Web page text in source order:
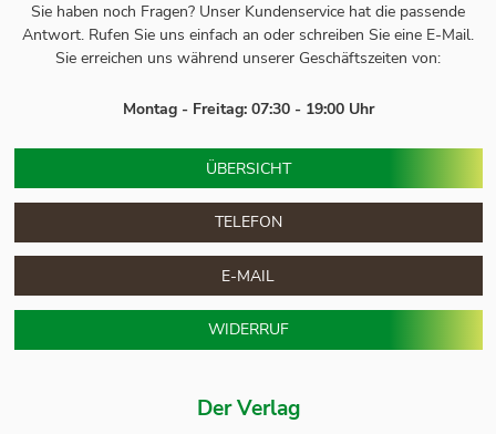
Der Verlag
Sie haben noch Fragen? Unser Kundenservice hat die passende
Antwort. Rufen Sie uns einfach an oder schreiben Sie eine E-Mail.
Sie erreichen uns während unserer Geschäftszeiten von:
Montag - Freitag: 07:30 - 19:00 Uhr
ÜBERSICHT
TELEFON
E-MAIL
WIDERRUF